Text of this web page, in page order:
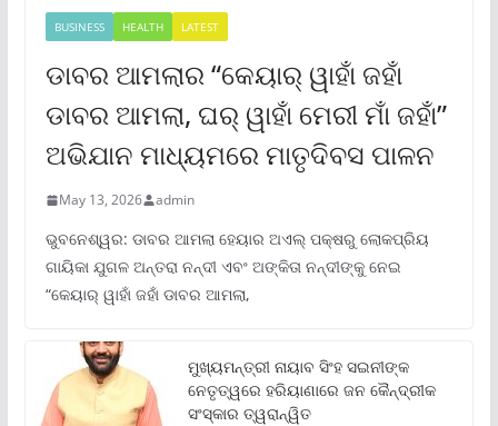
BUSINESS HEALTH LATEST
ଡାବର ଆମଲାର “କେୟାର୍ ୱାହାଁ ଜହାଁ
ଡାବର ଆମଲା, ଘର୍ ୱାହାଁ ମେରୀ ମାଁ ଜହାଁ”
ଅଭିଯାନ ମାଧ୍ୟମରେ ମାତୃଦିବସ ପାଳନ
May 13, 2026 admin
ଭୁବନେଶ୍ୱର: ଡାବର ଆମଲା ହେୟାର ଅଏଲ୍ ପକ୍ଷରୁ ଲୋକପ୍ରିୟ
ଗାୟିକା ଯୁଗଳ ଅନ୍ତରା ନନ୍ଦୀ ଏବଂ ଅଙ୍କିତା ନନ୍ଦୀଙ୍କୁ ନେଇ
“କେୟାର୍ ୱାହାଁ ଜହାଁ ଡାବର ଆମଲା,
ମୁଖ୍ୟମନ୍ତ୍ରୀ ନାୟାବ ସିଂହ ସଇନୀଙ୍କ
ନେତୃତ୍ୱରେ ହରିୟାଣାରେ ଜନ କୈନ୍ଦ୍ରୀକ
ସଂସ୍କାର ତ୍ୱରାନ୍ୱିତ